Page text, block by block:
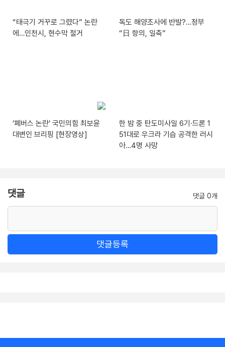
“태극기 거꾸로 그렸다” 논란
에…인천시, 현수막 철거
독도 해양조사에 반발?…정부
“日 항의, 일축”
‘폐버스 논란’ 국민의힘 최보윤
대변인 브리핑 [현장영상]
한 밤 중 탄도미사일 6기·드론 1
51대로 우크라 기습 공격한 러시
아…4명 사망
댓글 댓글 0개
댓글등록